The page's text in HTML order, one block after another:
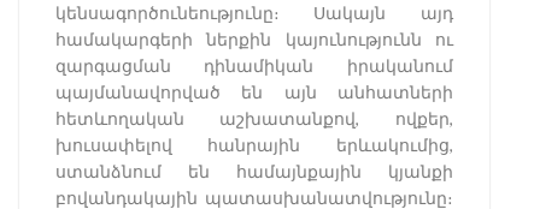
կենսագործունեությունը։ Սակայն այդ
համակարգերի ներքին կայունությունն ու
զարգացման դինամիկան իրականում
պայմանավորված են այն անհատների
հետևողական աշխատանքով, ովքեր,
խուսափելով հանրային երևակումից,
ստանձնում են համայնքային կյանքի
բովանդակային պատասխանատվությունը։